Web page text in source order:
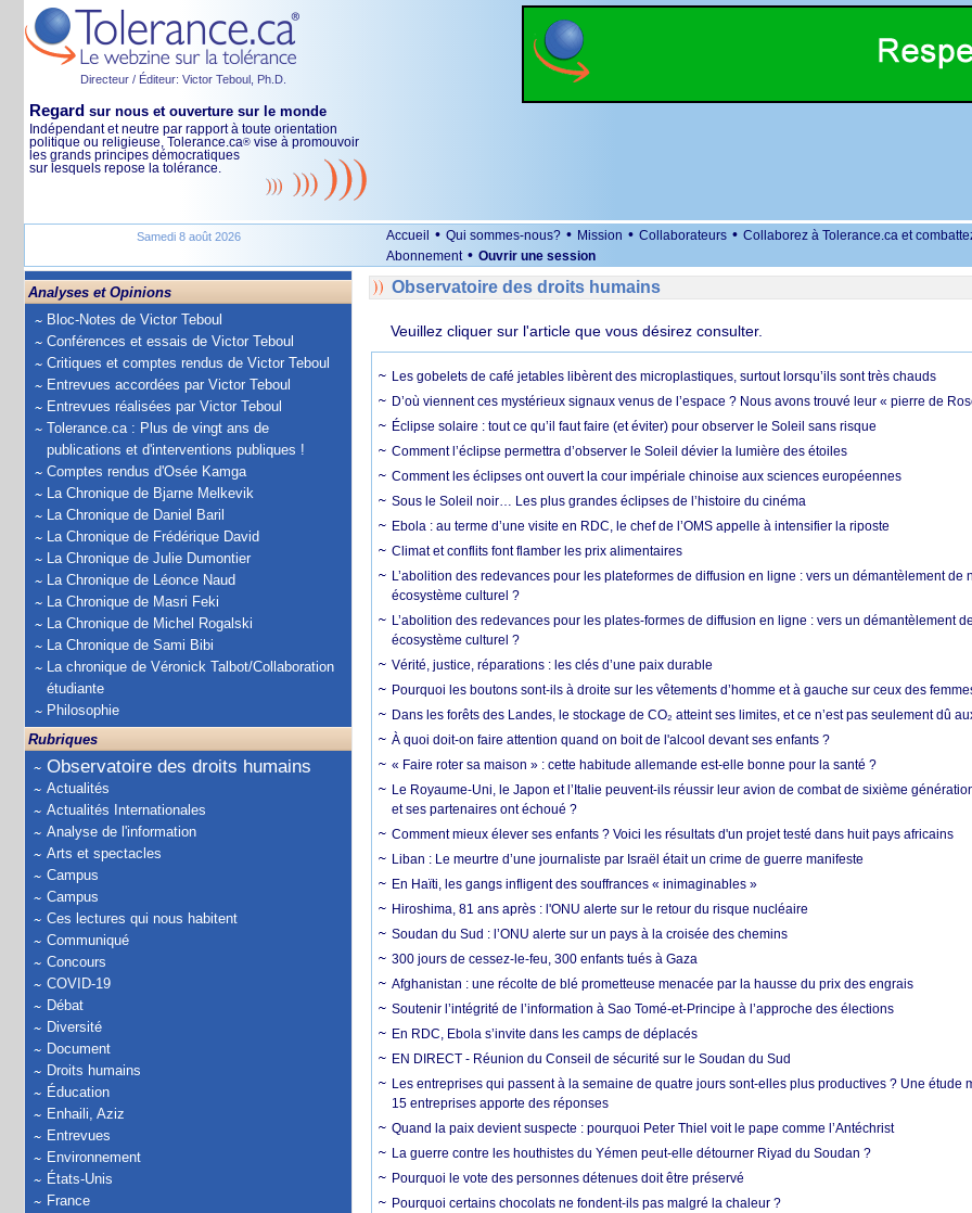
Directeur / Éditeur: Victor Teboul, Ph.D.
Regard sur nous et ouverture sur le monde
Indépendant et neutre par rapport à toute orientation
politique ou religieuse, Tolerance.ca® vise à promouvoir
les grands principes démocratiques
sur lesquels repose la tolérance.
Samedi 8 août 2026 Accueil • Qui sommes-nous? • Mission • Collaborateurs • Collaborez à Tolerance.ca et
Abonnement • Ouvrir une session
Analyses et Opinions
Bloc-Notes de Victor Teboul
Conférences et essais de Victor Teboul
Critiques et comptes rendus de Victor Teboul
Entrevues accordées par Victor Teboul
Entrevues réalisées par Victor Teboul
Tolerance.ca : Plus de vingt ans de
publications et d'interventions publiques !
Comptes rendus d'Osée Kamga
La Chronique de Bjarne Melkevik
La Chronique de Daniel Baril
La Chronique de Frédérique David
La Chronique de Julie Dumontier
La Chronique de Léonce Naud
La Chronique de Masri Feki
La Chronique de Michel Rogalski
La Chronique de Sami Bibi
La chronique de Véronick Talbot/Collaboration
étudiante
Philosophie
Rubriques
Observatoire des droits humains
Actualités
Actualités Internationales
Analyse de l'information
Arts et spectacles
Campus
Campus
Ces lectures qui nous habitent
Communiqué
Concours
COVID-19
Débat
Diversité
Document
Droits humains
Éducation
Enhaili, Aziz
Entrevues
Environnement
États-Unis
France
Observatoire des droits humains
Veuillez cliquer sur l'article que vous désirez consulter.
Les gobelets de café jetables libèrent des microplastiques, surtout lorsqu’ils sont très chauds
D’où viennent ces mystérieux signaux venus de l’espace ? Nous avons trouvé leur « pierre de
Éclipse solaire : tout ce qu’il faut faire (et éviter) pour observer le Soleil sans risque
Comment l’éclipse permettra d’observer le Soleil dévier la lumière des étoiles
Comment les éclipses ont ouvert la cour impériale chinoise aux sciences européennes
Sous le Soleil noir… Les plus grandes éclipses de l’histoire du cinéma
Ebola : au terme d’une visite en RDC, le chef de l’OMS appelle à intensifier la riposte
Climat et conflits font flamber les prix alimentaires
L’abolition des redevances pour les plateformes de diffusion en ligne : vers un démantèlement de
écosystème culturel ?
L’abolition des redevances pour les plates-formes de diffusion en ligne : vers un démantèlement
écosystème culturel ?
Vérité, justice, réparations : les clés d’une paix durable
Pourquoi les boutons sont-ils à droite sur les vêtements d’homme et à gauche sur ceux des
Dans les forêts des Landes, le stockage de CO₂ atteint ses limites, et ce n’est pas seulement dû
À quoi doit-on faire attention quand on boit de l'alcool devant ses enfants ?
« Faire roter sa maison » : cette habitude allemande est-elle bonne pour la santé ?
Le Royaume-Uni, le Japon et l’Italie peuvent-ils réussir leur avion de combat de sixième
et ses partenaires ont échoué ?
Comment mieux élever ses enfants ? Voici les résultats d'un projet testé dans huit pays africains
Liban : Le meurtre d’une journaliste par Israël était un crime de guerre manifeste
En Haïti, les gangs infligent des souffrances « inimaginables »
Hiroshima, 81 ans après : l'ONU alerte sur le retour du risque nucléaire
Soudan du Sud : l’ONU alerte sur un pays à la croisée des chemins
300 jours de cessez-le-feu, 300 enfants tués à Gaza
Afghanistan : une récolte de blé prometteuse menacée par la hausse du prix des engrais
Soutenir l’intégrité de l’information à Sao Tomé-et-Principe à l’approche des élections
En RDC, Ebola s’invite dans les camps de déplacés
EN DIRECT - Réunion du Conseil de sécurité sur le Soudan du Sud
Les entreprises qui passent à la semaine de quatre jours sont-elles plus productives ? Une étude
15 entreprises apporte des réponses
Quand la paix devient suspecte : pourquoi Peter Thiel voit le pape comme l’Antéchrist
La guerre contre les houthistes du Yémen peut-elle détourner Riyad du Soudan ?
Pourquoi le vote des personnes détenues doit être préservé
Pourquoi certains chocolats ne fondent-ils pas malgré la chaleur ?